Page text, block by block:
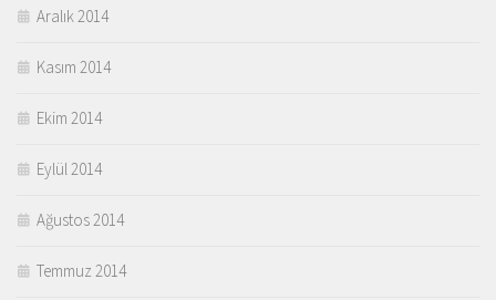
Aralık 2014
Kasım 2014
Ekim 2014
Eylül 2014
Ağustos 2014
Temmuz 2014